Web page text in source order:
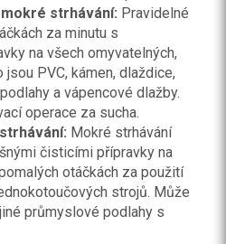
strhávání: Pravidelné
za minutu s
na všech omyvatelných,
PVC, kámen, dlaždice,
a vápencové dlažby.
operace za sucha.
Mokré strhávání
čisticími přípravky na
otáčkách za použití
strojů. Může
průmyslové podlahy s